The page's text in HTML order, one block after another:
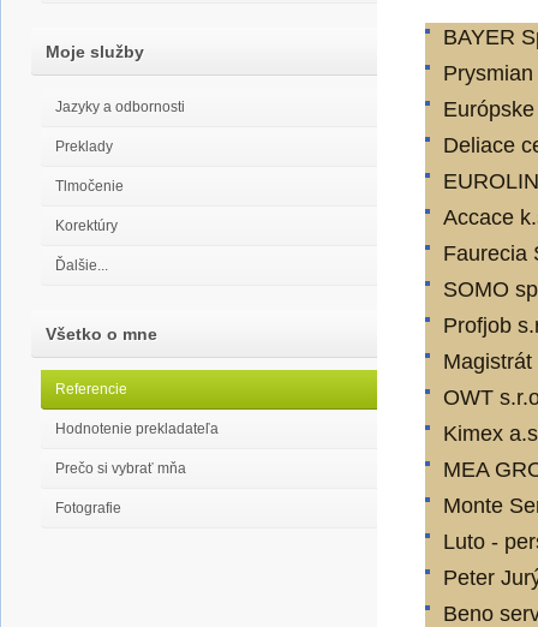
Moje služby
Jazyky a odbornosti
Preklady
Tlmočenie
Korektúry
Ďalšie...
Všetko o mne
Referencie
Hodnotenie prekladateľa
Prečo si vybrať mňa
Fotografie
BAYER
Deliace
Accace
Faurecia
SOMO
Profjob
OWT
Kimex
MEA
Monte
Luto -
Peter
Beno